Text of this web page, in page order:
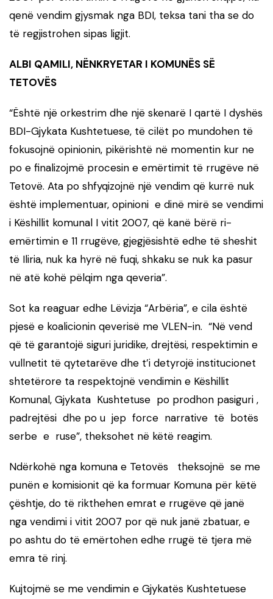
qenë vendim gjysmak nga BDI, teksa tani tha se do
të regjistrohen sipas ligjit.
ALBI QAMILI, NËNKRYETAR I KOMUNËS SË
TETOVËS
“Është një orkestrim dhe një skenarë I qartë I dyshës
BDI-Gjykata Kushtetuese, të cilët po mundohen të
fokusojnë opinionin, pikërishtë në momentin kur ne
po e finalizojmë procesin e emërtimit të rrugëve në
Tetovë. Ata po shfyqizojnë një vendim që kurrë nuk
është implementuar, opinioni e dinë mirë se vendimi
i Këshillit komunal I vitit 2007, që kanë bërë ri-
emërtimin e 11 rrugëve, gjegjësishtë edhe të sheshit
të Iliria, nuk ka hyrë në fuqi, shkaku se nuk ka pasur
në atë kohë pëlqim nga qeveria”.
Sot ka reaguar edhe Lëvizja “Arbëria”, e cila është
pjesë e koalicionin qeverisë me VLEN-in. “Në vend
që të garantojë siguri juridike, drejtësi, respektimin e
vullnetit të qytetarëve dhe t’i detyrojë institucionet
shtetërore ta respektojnë vendimin e Këshillit
Komunal, Gjykata Kushtetuse po prodhon pasiguri ,
padrejtësi dhe po u jep force narrative të botës
serbe e ruse”, theksohet në këtë reagim.
Ndërkohë nga komuna e Tetovës theksojnë se me
punën e komisionit që ka formuar Komuna për këtë
çështje, do të rikthehen emrat e rrugëve që janë
nga vendimi i vitit 2007 por që nuk janë zbatuar, e
po ashtu do të emërtohen edhe rrugë të tjera më
emra të rinj.
Kujtojmë se me vendimin e Gjykatës Kushtetuese